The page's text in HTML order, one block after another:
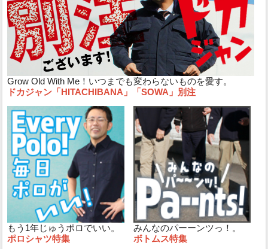
Grow Old With Me！いつまでも変わらないものを愛す。
ドカジャン「HITACHIBANA」「SOWA」別注
もう1年じゅうポロでいい。
ポロシャツ特集
みんなのパーーンツっ！。
ボトムス特集